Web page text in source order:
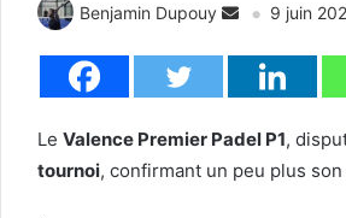
Benjamin Dupouy 9 juin
Le Valence Premier Padel P1,
tournoi, confirmant un peu plus